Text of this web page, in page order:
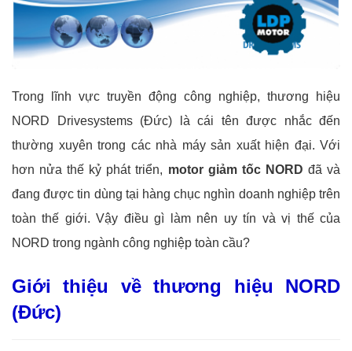
Trong lĩnh vực truyền động công nghiệp, thương hiệu
NORD Drivesystems (Đức) là cái tên được nhắc đến
thường xuyên trong các nhà máy sản xuất hiện đại. Với
hơn nửa thế kỷ phát triển, motor giảm tốc NORD đã và
đang được tin dùng tại hàng chục nghìn doanh nghiệp trên
toàn thế giới. Vậy điều gì làm nên uy tín và vị thế của
NORD trong ngành công nghiệp toàn cầu?
Giới thiệu về thương hiệu NORD
(Đức)